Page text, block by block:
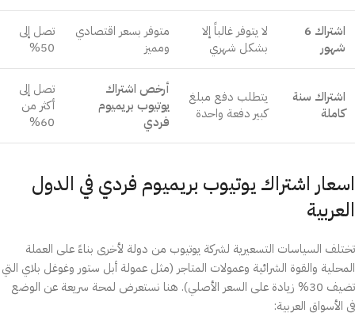
اشتراك 6
شهور
لا يتوفر غالباً إلا
بشكل شهري
متوفر بسعر اقتصادي
ومميز
تصل إلى
50%
اشتراك سنة
كاملة
يتطلب دفع مبلغ
كبير دفعة واحدة
أرخص اشتراك
يوتيوب بريميوم
فردي
تصل إلى
أكثر من
60%
اسعار اشتراك يوتيوب بريميوم فردي في الدول
العربية
تختلف السياسات التسعيرية لشركة يوتيوب من دولة لأخرى بناءً على العملة
المحلية والقوة الشرائية وعمولات المتاجر (مثل عمولة أبل ستور وغوغل بلاي التي
تضيف 30% زيادة على السعر الأصلي). هنا نستعرض لمحة سريعة عن الوضع
في الأسواق العربية: